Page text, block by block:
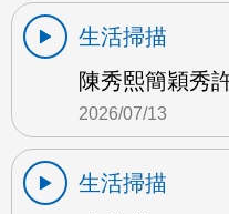
生活掃描
陳秀熙簡穎秀
2026/07/13
生活掃描